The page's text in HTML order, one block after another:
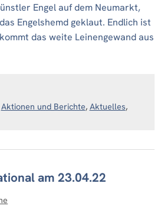
Engel auf dem Neumarkt,
Engelshemd geklaut. Endlich ist
das weite Leinengewand aus
Aktionen und Berichte, Aktuelles,
am 23.04.22